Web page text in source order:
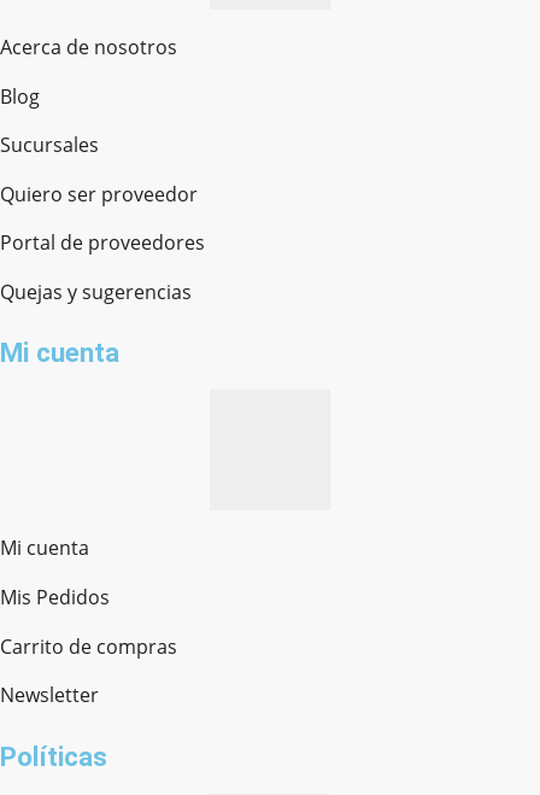
Acerca de nosotros
Blog
Sucursales
Quiero ser proveedor
Portal de proveedores
Quejas y sugerencias
Mi cuenta
Mi cuenta
Mis Pedidos
Carrito de compras
Newsletter
Políticas